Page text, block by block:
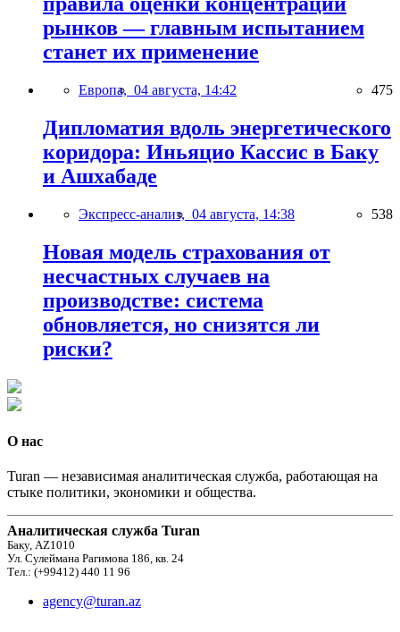
рынков — главным испытанием
станет их применение
Европа, 04 августа, 14:42 475
Дипломатия вдоль энергетического
коридора: Иньяцио Кассис в Баку
и Ашхабаде
Экспресс-анализ, 04 августа, 14:38 538
Новая модель страхования от
несчастных случаев на
производстве: система
обновляется, но снизятся ли
риски?
О нас
Turan — независимая аналитическая служба, работающая на
стыке политики, экономики и общества.
Аналитическая служба Turan
Баку, AZ1010
Ул. Сулеймана Рагимова 186, кв. 24
Тел.: (+99412) 440 11 96
agency@turan.az